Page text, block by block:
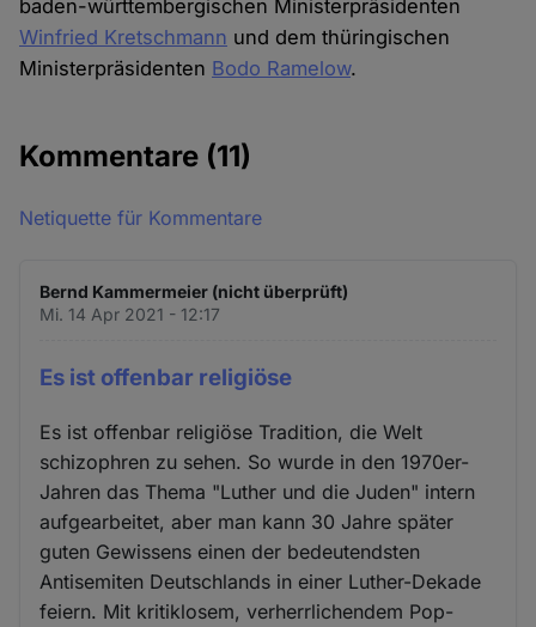
baden-württembergischen Ministerpräsidenten
Winfried Kretschmann und dem thüringischen
Ministerpräsidenten Bodo Ramelow.
Kommentare (11)
Netiquette für Kommentare
Bernd Kammermeier (nicht überprüft)
Mi. 14 Apr 2021 - 12:17
Es ist offenbar religiöse
Es ist offenbar religiöse Tradition, die Welt
schizophren zu sehen. So wurde in den 1970er-
Jahren das Thema "Luther und die Juden" intern
aufgearbeitet, aber man kann 30 Jahre später
guten Gewissens einen der bedeutendsten
Antisemiten Deutschlands in einer Luther-Dekade
feiern. Mit kritiklosem, verherrlichendem Pop-